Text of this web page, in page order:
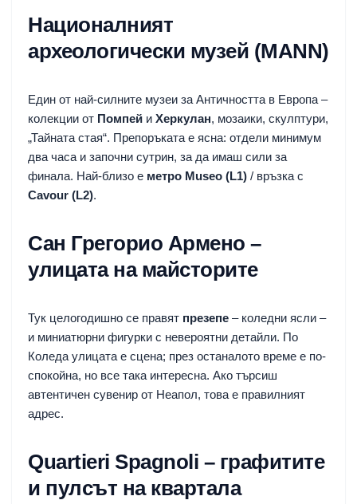
Националният
археологически музей (MANN)
Един от най-силните музеи за Античността в Европа –
колекции от Помпей и Херкулан, мозаики, скулптури,
„Тайната стая“. Препоръката е ясна: отдели минимум
два часа и започни сутрин, за да имаш сили за
финала. Най-близо е метро Museo (L1) / връзка с
Cavour (L2).
Сан Грегорио Армено –
улицата на майсторите
Тук целогодишно се правят презепе – коледни ясли –
и миниатюрни фигурки с невероятни детайли. По
Коледа улицата е сцена; през останалото време е по-
спокойна, но все така интересна. Ако търсиш
автентичен сувенир от Неапол, това е правилният
адрес.
Quartieri Spagnoli – графитите
и пулсът на квартала